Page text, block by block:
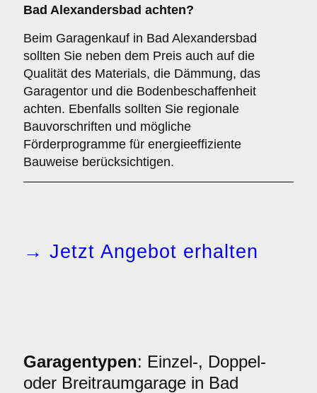
Bad Alexandersbad achten?
Beim Garagenkauf in Bad Alexandersbad
sollten Sie neben dem Preis auch auf die
Qualität des Materials, die Dämmung, das
Garagentor und die Bodenbeschaffenheit
achten. Ebenfalls sollten Sie regionale
Bauvorschriften und mögliche
Förderprogramme für energieeffiziente
Bauweise berücksichtigen.
→ Jetzt Angebot erhalten
Garagentypen: Einzel-, Doppel-
oder Breitraumgarage in Bad